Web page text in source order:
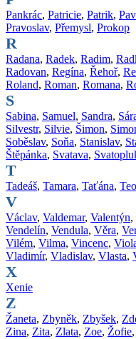
Pankrác, Patricie, Patrik,
Pravoslav, Přemysl, Prokop
R
Radana, Radek, Radim,
Radovan, Regína, Řehoř,
Roland, Roman, Romana,
S
Sabina, Samuel, Sandra,
Silvestr, Silvie, Šimon,
Soběslav, Soňa, Stanislav,
Štěpánka, Svatava,
T
Tadeáš, Tamara, Taťána,
V
Václav, Valdemar, Valentýn,
Vendelín, Vendula, Věra,
Vilém, Vilma, Vincenc,
Vladimír, Vladislav, Vlasta,
X
Xenie
Z
Žaneta, Zbyněk, Zbyšek,
Zina, Zita, Zlata, Zoe, Žofie,